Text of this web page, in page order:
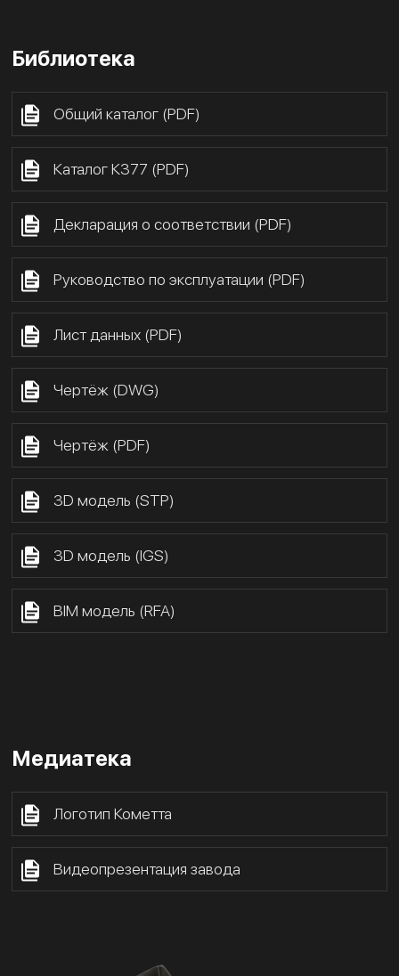
Библиотека
Общий каталог (PDF)
Каталог К377 (PDF)
Декларация о соответствии (PDF)
Руководство по эксплуатации (PDF)
Лист данных (PDF)
Чертёж (DWG)
Чертёж (PDF)
3D модель (STP)
3D модель (IGS)
BIM модель (RFA)
Медиатека
Логотип Кометта
Видеопрезентация завода